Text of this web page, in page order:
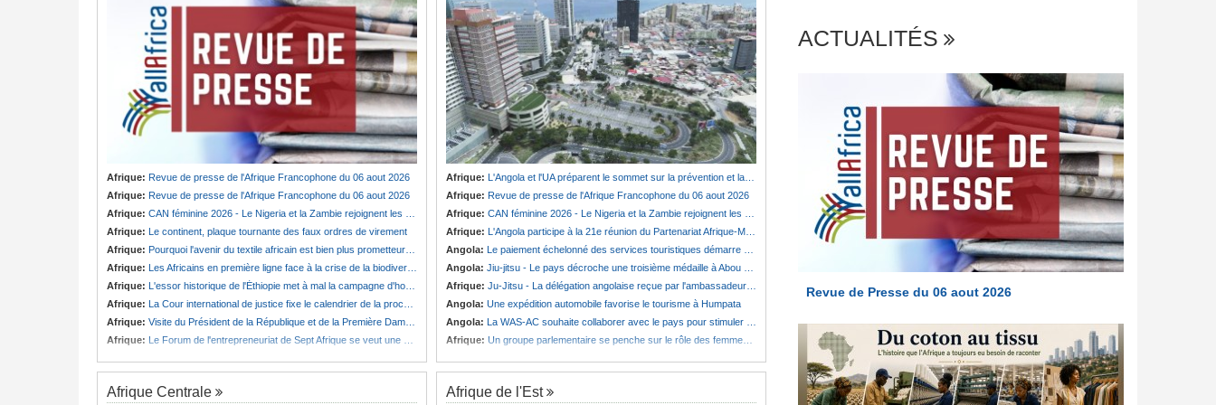
Afrique: Revue de presse de l'Afrique Francophone du 06 aout 2026
Afrique: Revue de presse de l'Afrique Francophone du 06 aout 2026
Afrique: CAN féminine 2026 - Le Nigeria et la Zambie rejoignent les quarts de finale
Afrique: Le continent, plaque tournante des faux ordres de virement
Afrique: Pourquoi l'avenir du textile africain est bien plus prometteur que ne le laissent penser les chiffres
Afrique: Les Africains en première ligne face à la crise de la biodiversité
Afrique: L'essor historique de l'Éthiopie met à mal la campagne d'hostilité menée par Le Caire
Afrique: La Cour international de justice fixe le calendrier de la procédure engagée par la RDC contre le Rwanda
Afrique: Visite du Président de la République et de la Première Dame à Yamoussoukro
Afrique: Le Forum de l'entrepreneuriat de Sept Afrique se veut une plateforme de mobilisation des investissements
Afrique: L'Angola et l'UA préparent le sommet sur la prévention et la résolution des conflits
Afrique: Revue de presse de l'Afrique Francophone du 06 aout 2026
Afrique: CAN féminine 2026 - Le Nigeria et la Zambie rejoignent les quarts de finale
Afrique: L'Angola participe à la 21e réunion du Partenariat Afrique-Monde arabe au Caire
Angola: Le paiement échelonné des services touristiques démarre ce jeudi
Angola: Jiu-jitsu - Le pays décroche une troisième médaille à Abou Dabi
Afrique: Ju-Jitsu - La délégation angolaise reçue par l'ambassadeur d'Angola aux Émirats arabes unis
Angola: Une expédition automobile favorise le tourisme à Humpata
Angola: La WAS-AC souhaite collaborer avec le pays pour stimuler l'aquaculture
Afrique: Un groupe parlementaire se penche sur le rôle des femmes dans l'interaction avec les communautés
Afrique Centrale Afrique de l'Est
ACTUALITÉS
Revue de Presse du 06 aout 2026